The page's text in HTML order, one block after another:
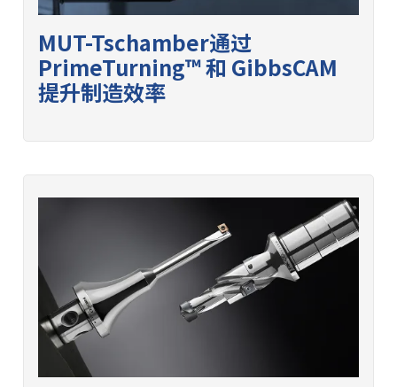
MUT-Tschamber通过
PrimeTurning™ 和 GibbsCAM
提升制造效率